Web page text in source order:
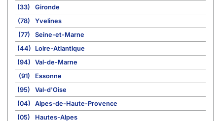
(33)
Gironde
(78)
Yvelines
(77)
Seine-et-Marne
(44)
Loire-Atlantique
(94)
Val-de-Marne
(91)
Essonne
(95)
Val-d'Oise
(04)
Alpes-de-Haute-Provence
(05)
Hautes-Alpes